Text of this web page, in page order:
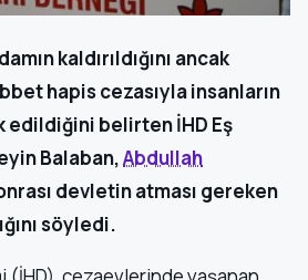
kaldırıldığını ancak
hapis cezasıyla insanların
edildiğini belirten İHD Eş
Balaban,Abdullah
devletin atması gereken
söyledi.